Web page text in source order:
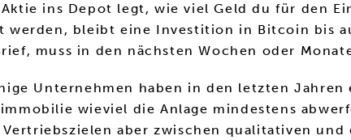
ins Depot legt, wie viel Geld du für den
werden, bleibt eine Investition in Bitcoin bis
muss in den nächsten Wochen oder
Unternehmen haben in den letzten
wieviel die Anlage mindestens
aber zwischen qualitativen